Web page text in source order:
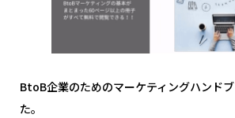
BtoB企業のためのマーケティングハンド
た。